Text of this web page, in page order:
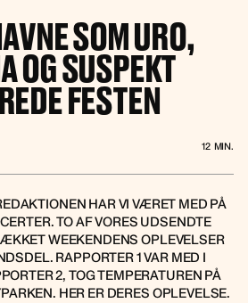
SOM URO,
OG SUSPEKT
FESTEN
12 MIN.
HAR VI VÆRET MED PÅ
TO AF VORES UDSENDTE
WEEKENDENS OPLEVELSER
RAPPORTER 1 VAR MED I
2, TOG TEMPERATUREN PÅ
HER ER DERES OPLEVELSE.